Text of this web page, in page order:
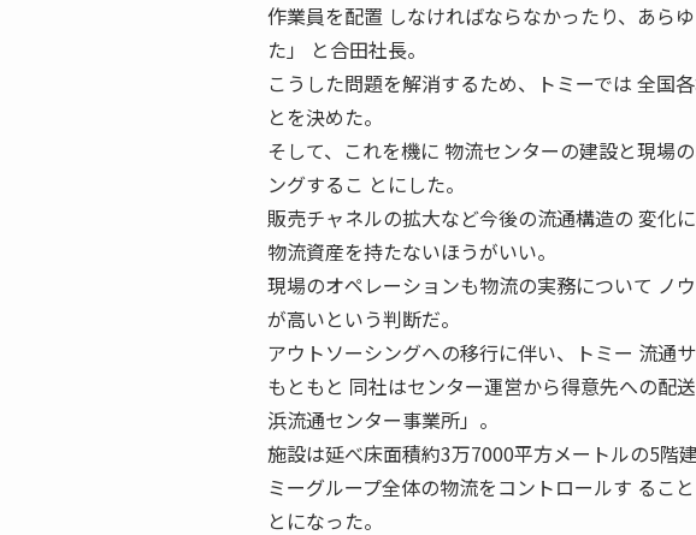
作業員を配置 しなければならなかったり、あら
た」 と合田社長。
こうした問題を解消するため、トミーでは 全国
とを決めた。
そして、これを機に 物流センターの建設と現場
ングするこ とにした。
販売チャネルの拡大など今後の流通構造の 変化
物流資産を持たないほうがいい。
現場のオペレーションも物流の実務について ノ
が高いという判断だ。
アウトソーシングへの移行に伴い、トミー 流通
もともと 同社はセンター運営から得意先への配
浜流通センター事業所」。
施設は延べ床面積約3万7000平方メートルの5階
ミーグループ全体の物流をコントロールす るこ
とになった。